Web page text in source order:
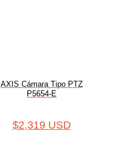
AXIS Cámara Tipo PTZ
P5654-E
$2,319 USD